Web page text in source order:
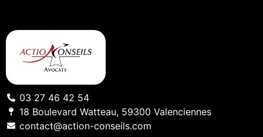
03 27 46 42 54
18 Boulevard Watteau, 59300 Valenciennes
contact@action-conseils.com